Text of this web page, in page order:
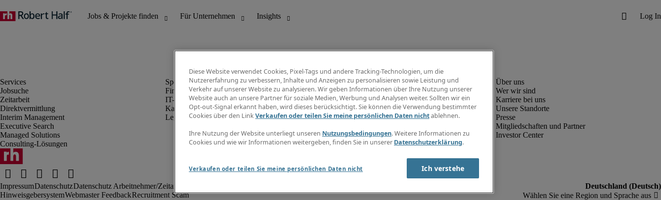
Jobsuche
Zeitarbeit
Direktvermittlung
Interim Management
Executive Search
Managed Solutions
Consulting-Lösungen
Finanz- & Rechnungswesen
IT-Bereich
Kaufmännischer Bereich
Legal
Info Center
Jobübersicht
Gehaltsübersicht
E-Learning
Wer wir sind
Karriere bei uns
Unsere Standorte
Presse
Mitgliedschaften und Partner
Investor Center
ImpressumDatenschutzDatenschutz Arbeitnehmer/Zeitarbeitskräfte
HinweisgebersystemWebmaster FeedbackRecruitment Scam
Diese Website verwendet Cookies, Pixel-Tags und andere Tracking-Technologien, um die
Nutzererfahrung zu verbessern, Inhalte und Anzeigen zu personalisieren sowie Leistung und
Verkehr auf unserer Website zu analysieren. Wir geben Informationen über Ihre Nutzung unserer
Website auch an unsere Partner für soziale Medien, Werbung und Analysen weiter. Sollten wir ein
Opt-out-Signal erkannt haben, wird dieses berücksichtigt. Sie können die Verwendung bestimmter
Cookies über den LinkVerkaufen oder teilen Sie meine persönlichen Daten nichtablehnen.
Ihre Nutzung der Website unterliegt unseren Nutzungsbedingungen. Weitere Informationen zu
Cookies und wie wir Informationen weitergeben, finden Sie in unserer Datenschutzerklärung.
Verkaufen oder teilen Sie meine persönlichen Daten nicht Ich verstehe